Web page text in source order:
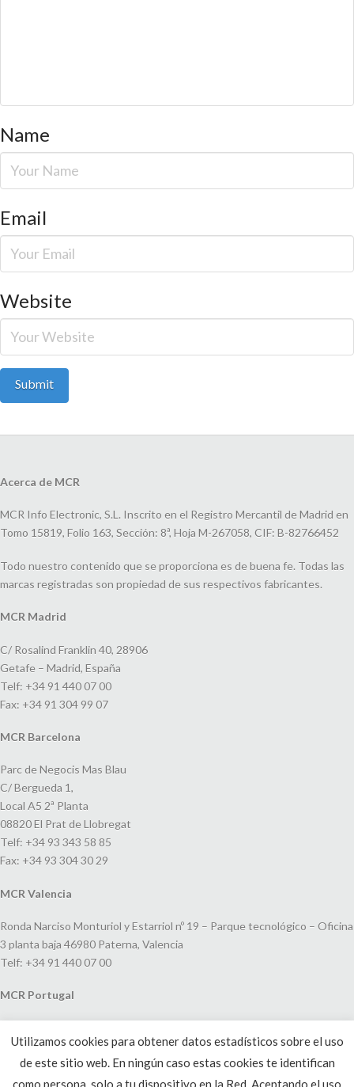
Name
Email
Website
Acerca de MCR
MCR Info Electronic, S.L. Inscrito en el Registro Mercantil de Madrid en
Tomo 15819, Folio 163, Sección: 8ª, Hoja M-267058, CIF: B-82766452
Todo nuestro contenido que se proporciona es de buena fe. Todas las
marcas registradas son propiedad de sus respectivos fabricantes.
MCR Madrid
C/ Rosalind Franklin 40, 28906
Getafe – Madrid, España
Telf: +34 91 440 07 00
Fax: +34 91 304 99 07
MCR Barcelona
Parc de Negocis Mas Blau
C/ Bergueda 1,
Local A5 2ª Planta
08820 El Prat de Llobregat
Telf: +34 93 343 58 85
Fax: +34 93 304 30 29
MCR Valencia
Ronda Narciso Monturiol y Estarriol nº 19 – Parque tecnológico – Oficina
3 planta baja 46980 Paterna, Valencia
Telf: +34 91 440 07 00
MCR Portugal
João V, 24
1250-091 Lisboa, Portugal
Telf: +351 220 993 033
Utilizamos cookies para obtener datos estadísticos sobre el uso
de este sitio web. En ningún caso estas cookies te identifican
como persona, solo a tu dispositivo en la Red. Aceptando el uso